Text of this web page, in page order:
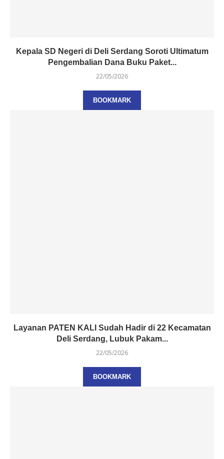
Kepala SD Negeri di Deli Serdang Soroti Ultimatum
Pengembalian Dana Buku Paket...
22/05/2026
BOOKMARK
Layanan PATEN KALI Sudah Hadir di 22 Kecamatan
Deli Serdang, Lubuk Pakam...
22/05/2026
BOOKMARK